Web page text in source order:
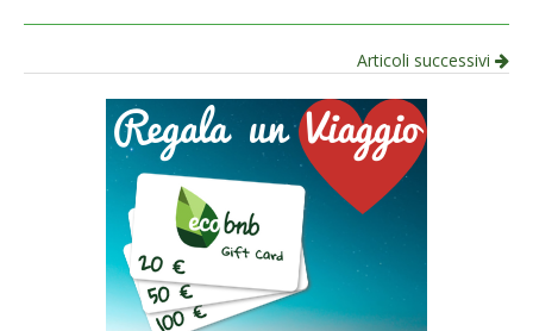
Navigazione
articolo
Articoli successivi